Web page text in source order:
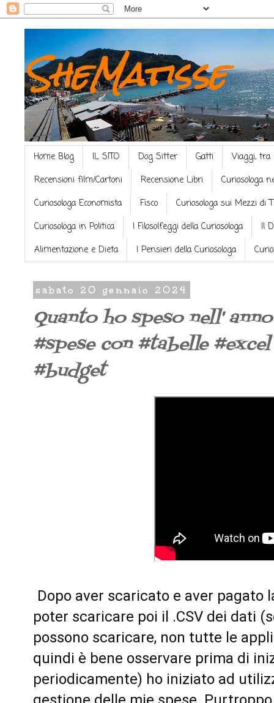
SheMatisse
Home Blog IL SITO Dog Sitter Gatti
Viaggi, tra
Recensioni film/Cartoni
Recensione Libri
Curiosologa
Curiosologa Economista
Fisco
Curiosologa sui Mezzi di
Curiosologa in Politica
I Filosolfeggi della Curiosologa
Il
Alimentazione e Dieta
I Pensieri della Curiosologa
sabato 20 gennaio 2024
Quanto ho speso nell'
#spese con #tabelle
#budget
Dopo aver scaricato e aver
poter scaricare poi il .CSV dei dati
possono scaricare, non tutte le
quindi è bene osservare prima di
periodicamente) ho iniziato ad